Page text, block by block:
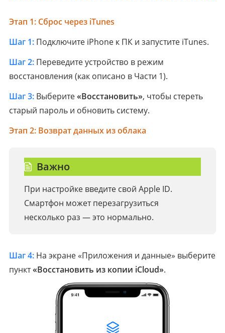
Этап 1: Сброс через iTunes
Шаг 1: Подключите iPhone к ПК и запустите iTunes.
Шаг 2: Переведите устройство в режим
восстановления (как описано в Части 1).
Шаг 3: Выберите«Восстановить», чтобы стереть
старый пароль и обновить систему.
Этап 2: Возврат данных из облака
Важно
При настройке введите свой Apple ID.
Смартфон может перезагрузиться
несколько раз — это нормально.
Шаг 4: На экране «Приложения и данные» выберите
пункт«Восстановить из копии iCloud».